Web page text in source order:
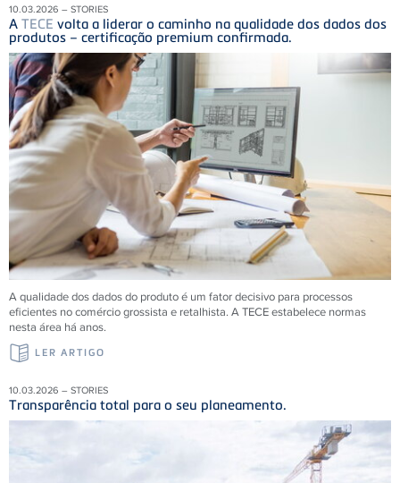
10.03.2026 – STORIES
A TECE volta a liderar o caminho na qualidade dos dados dos
produtos – certificação premium confirmada.
A qualidade dos dados do produto é um fator decisivo para processos
eficientes no comércio grossista e retalhista. ATECEestabelece normas
nesta área há anos.
LER ARTIGO
10.03.2026 – STORIES
Transparência total para o seu planeamento.